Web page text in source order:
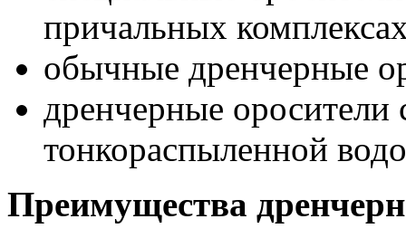
причальных
обычные дренчерные
дренчерные оросители
тонкораспыленной
Преимущества